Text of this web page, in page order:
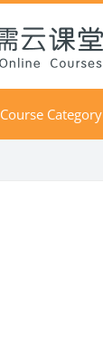
Course Category